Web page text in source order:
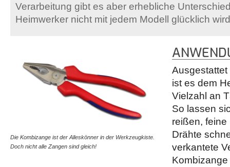
Verarbeitung gibt es aber erhebliche
Heimwerker nicht mit jedem Modell glücklich
Die Kombizange ist der Alleskönner in der Werkzeugkiste.
Doch nicht alle Zangen sind gleich!
ist es dem
Vielzahl an
So lassen
reißen,
Drähte
verkantete